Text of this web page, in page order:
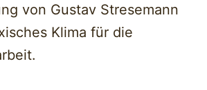
von Gustav Stresemann
Klima für die